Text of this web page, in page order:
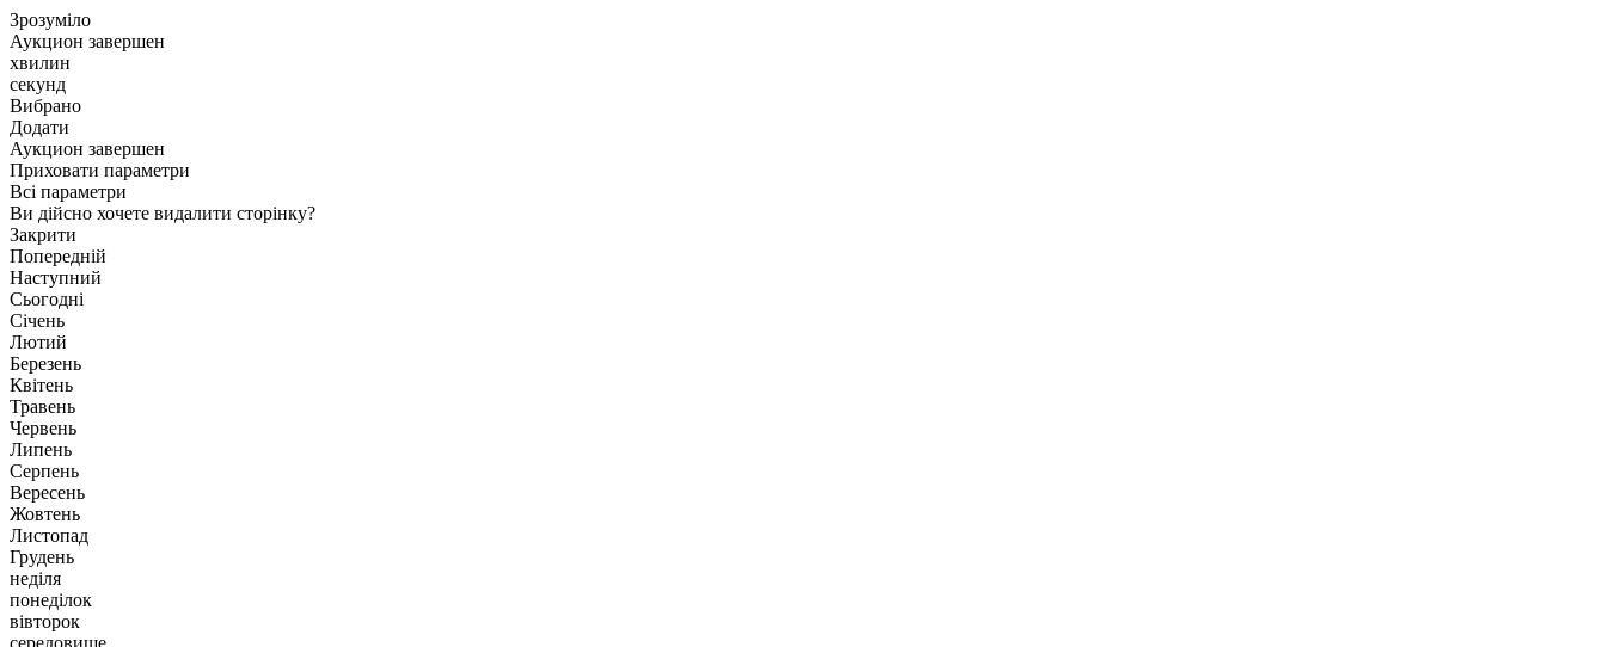
Зрозуміло
Аукцион завершен
хвилин
секунд
Вибрано
Додати
Аукцион завершен
Приховати параметри
Всі параметри
Ви дійсно хочете видалити сторінку?
Закрити
Попередній
Наступний
Сьогодні
Січень
Лютий
Березень
Квітень
Травень
Червень
Липень
Серпень
Вересень
Жовтень
Листопад
Грудень
неділя
понеділок
вівторок